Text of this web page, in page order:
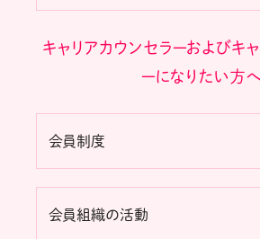
キャリアカウンセラーおよびキ
ーになりたい方へ
会員制度
会員組織の活動